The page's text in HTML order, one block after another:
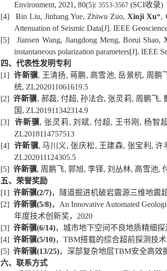
Environment, 2021, 80(5): 3553-3567 (SCI收录)
[4]
Bin Liu, Jinhang Yue, Zhiwu Zuo,Xinji Xu*,
Attenuation of Seismic Data[J]. IEEE
[5]
Jiansen Wang, Jiangdong Meng, Borui Shao,
instantaneous polarization parameters[J]. IEEE
四、代表性发明专利
[1] 许新骥, 王清扬, 蒋鹏, 高雪池,岳景杭, 周鹏
统, ZL202011061619.5
[2] 许新骥, 郝磊, 付超,孙法合, 张灵莉, 周鹏飞,
国 , ZL201911342314.9
[3]
许新骥, 张灵莉,刘斌, 付超, 王书刚 ,杨智
ZL2018114757513
[4] 许新骥, 马川义 , 张庆松, 王建森, 张宝利 ,许
ZL202011124305.5
[5] 许新骥, 周鹏飞, 郭旭, 李铎, 刘丛林, 高雪池,
五、荣誉奖励
[1] 许新骥(2/7)，隧道掘进机破岩震源三维地震
[2] 许新骥(5/8)， An Innovative Automated
年度技术创新奖， 2020
[3] 许新骥(6/14)，城市地下空间不良地质精细
[4] 许新骥(5/10)， TBM搭载的综合超前探测技
[5] 许新骥(13/25)，深部复杂地层TBM安全高效
六、联系方式